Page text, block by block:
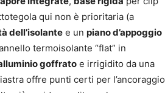
qui non è prioritaria (a
dell’isolante e un piano d’appoggio
termoisolante “flat” in
goffrato e irrigidito da una
offre punti certi per l’ancoraggio